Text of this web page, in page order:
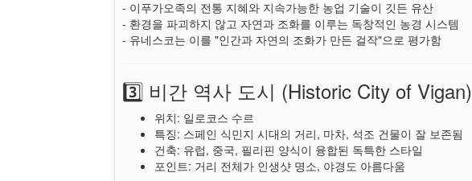
- 이푸가오족의 전통 지혜와 지속가능한 농업 기술이 깃든 유산
- 환경을 파괴하지 않고 자연과 조화를 이루는 독창적인 농경 시스템
- 유네스코는 이를 "인간과 자연의 조화가 만든 걸작"으로 평가함
3️⃣ 비간 역사 도시 (Historic City of Vigan)
위치: 일로코스 수르
특징: 스페인 식민지 시대의 거리, 마차, 석조 건물이 잘 보존됨
건축: 유럽, 중국, 필리핀 양식이 융합된 독특한 스타일
포인트: 거리 전체가 인생샷 명소, 야경도 아름다움